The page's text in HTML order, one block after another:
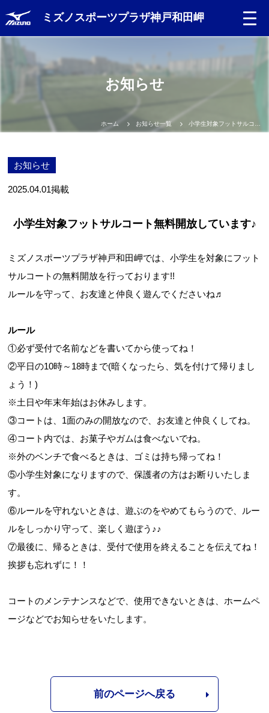
ミズノスポーツプラザ神戸和田岬
Language
日本語
English
お知らせ
ホーム お知らせ一覧
お知らせ
2025.04.01掲載
小学生対象フットサルコート無料開放しています♪
ミズノスポーツプラザ神戸和田岬では、小学生を対象にフット
サルコートの無料開放を行っております!!
ルールを守って、お友達と仲良く遊んでくださいね♬
ルール
①必ず受付で名前などを書いてから使ってね！
②平日の10時～18時まで(暗くなったら、気を付けて帰りまし
ょう！)
※土日や年末年始はお休みします。
③コートは、1面のみの開放なので、お友達と仲良くしてね。
④コート内では、お菓子やガムは食べないでね。
※外のベンチで食べるときは、ゴミは持ち帰ってね！
⑤小学生対象になりますので、保護者の方はお断りいたしま
す。
⑥ルールを守れないときは、遊ぶのをやめてもらうので、ルー
ルをしっかり守って、楽しく遊ぼう♪♪
⑦最後に、帰るときは、受付で使用を終えることを伝えてね！
挨拶も忘れずに！！
コートのメンテナンスなどで、使用できないときは、ホームペ
ージなどでお知らせをいたします。
前のページへ戻る